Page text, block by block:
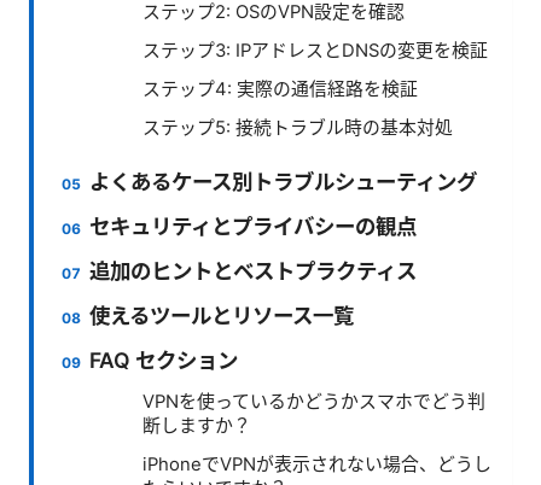
ステップ2: OSのVPN設定を確認
ステップ3: IPアドレスとDNSの変更を検証
ステップ4: 実際の通信経路を検証
ステップ5: 接続トラブル時の基本対処
よくあるケース別トラブルシューティング
セキュリティとプライバシーの観点
追加のヒントとベストプラクティス
使えるツールとリソース一覧
FAQ セクション
VPNを使っているかどうかスマホでどう判
断しますか？
iPhoneでVPNが表示されない場合、どうし